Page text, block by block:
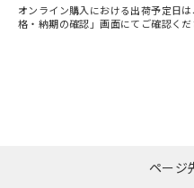
オンライン購入における出荷予定日
格・納期の確認」画面にてご確認くだ
ページ